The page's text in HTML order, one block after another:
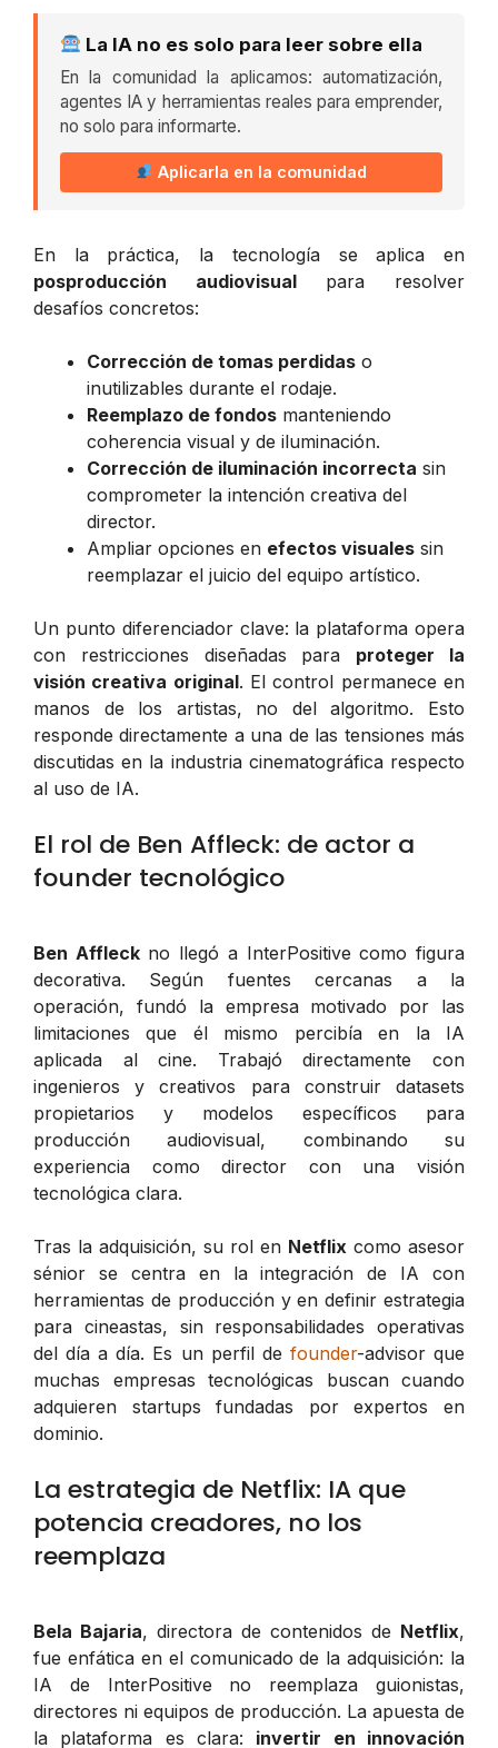
La IA no es solo para leer sobre ella
En la comunidad la aplicamos: automatización,
agentes IA y herramientas reales para emprender,
no solo para informarte.
Aplicarla en la comunidad
En la práctica, la tecnología se aplica en
posproducción audiovisualpara resolver
desafíos concretos:
Corrección de tomas perdidas o
inutilizables durante el rodaje.
Reemplazo de fondos manteniendo
coherencia visual y de iluminación.
Corrección de iluminación incorrecta sin
comprometer la intención creativa del
director.
Ampliar opciones en efectos visuales sin
reemplazar el juicio del equipo artístico.
Un punto diferenciador clave: la plataforma opera
con restricciones diseñadas para proteger la
visión creativa original. El control permanece en
manos de los artistas, no del algoritmo. Esto
responde directamente a una de las tensiones más
discutidas en la industria cinematográfica respecto
al uso de IA.
El rol de Ben Affleck: de actor a
founder tecnológico
Ben Affleckno llegó a InterPositive como figura
decorativa. Según fuentes cercanas a la
operación, fundó la empresa motivado por las
limitaciones que él mismo percibía en la IA
aplicada al cine. Trabajó directamente con
ingenieros y creativos para construir datasets
propietarios y modelos específicos para
producción audiovisual, combinando su
experiencia como director con una visión
tecnológica clara.
Tras la adquisición, su rol en Netflix como asesor
sénior se centra en la integración de IA con
herramientas de producción y en definir estrategia
para cineastas, sin responsabilidades operativas
del día a día. Es un perfil de founder-advisorque
muchas empresas tecnológicas buscan cuando
adquieren startups fundadas por expertos en
dominio.
La estrategia de Netflix: IA que
potencia creadores, no los
reemplaza
Bela Bajaria, directora de contenidos de Netflix,
fue enfática en el comunicado de la adquisición: la
IA de InterPositive no reemplaza guionistas,
directores ni equipos de producción. La apuesta de
la plataforma es clara: invertir en innovación